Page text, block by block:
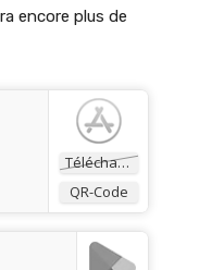
encore plus de
Télécharger
QR-Code